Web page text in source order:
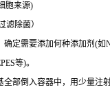
胞来源)
滤除菌）
确定需要添加何种添加剂(如
等)。
全部倒入容器中，用少量